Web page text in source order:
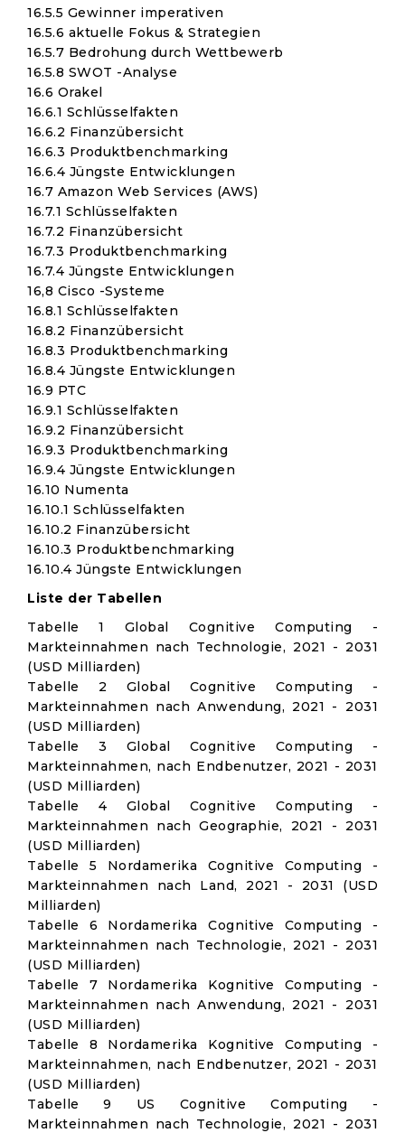
16.5.5 Gewinner imperativen
16.5.6 aktuelle Fokus & Strategien
16.5.7 Bedrohung durch Wettbewerb
16.5.8 SWOT -Analyse
16.6 Orakel
16.6.1 Schlüsselfakten
16.6.2 Finanzübersicht
16.6.3 Produktbenchmarking
16.6.4 Jüngste Entwicklungen
16.7 Amazon Web Services (AWS)
16.7.1 Schlüsselfakten
16.7.2 Finanzübersicht
16.7.3 Produktbenchmarking
16.7.4 Jüngste Entwicklungen
16,8 Cisco -Systeme
16.8.1 Schlüsselfakten
16.8.2 Finanzübersicht
16.8.3 Produktbenchmarking
16.8.4 Jüngste Entwicklungen
16.9 PTC
16.9.1 Schlüsselfakten
16.9.2 Finanzübersicht
16.9.3 Produktbenchmarking
16.9.4 Jüngste Entwicklungen
16.10 Numenta
16.10.1 Schlüsselfakten
16.10.2 Finanzübersicht
16.10.3 Produktbenchmarking
16.10.4 Jüngste Entwicklungen
Liste der Tabellen
Tabelle 1 Global Cognitive Computing -
Markteinnahmen nach Technologie, 2021 - 2031
(USD Milliarden)
Tabelle 2 Global Cognitive Computing -
Markteinnahmen nach Anwendung, 2021 - 2031
(USD Milliarden)
Tabelle 3 Global Cognitive Computing -
Markteinnahmen, nach Endbenutzer, 2021 - 2031
(USD Milliarden)
Tabelle 4 Global Cognitive Computing -
Markteinnahmen nach Geographie, 2021 - 2031
(USD Milliarden)
Tabelle 5 Nordamerika Cognitive Computing -
Markteinnahmen nach Land, 2021 - 2031 (USD
Milliarden)
Tabelle 6 Nordamerika Cognitive Computing -
Markteinnahmen nach Technologie, 2021 - 2031
(USD Milliarden)
Tabelle 7 Nordamerika Kognitive Computing -
Markteinnahmen nach Anwendung, 2021 - 2031
(USD Milliarden)
Tabelle 8 Nordamerika Kognitive Computing -
Markteinnahmen, nach Endbenutzer, 2021 - 2031
(USD Milliarden)
Tabelle 9 US Cognitive Computing -
Markteinnahmen nach Technologie, 2021 - 2031